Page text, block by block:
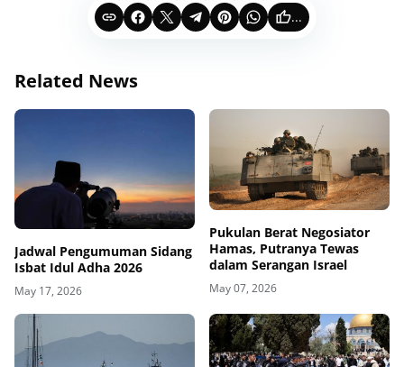
...
Related News
Jadwal Pengumuman Sidang
Isbat Idul Adha 2026
May 17, 2026
Pukulan Berat Negosiator
Hamas, Putranya Tewas
dalam Serangan Israel
May 07, 2026